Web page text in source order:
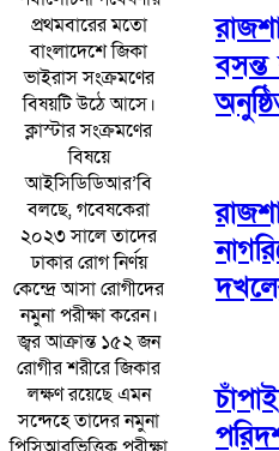
প্রথমবারের মতো
বাংলাদেশে জিকা
ভাইরাস সংক্রমণের
বিষয়টি উঠে আসে।
ক্লাস্টার সংক্রমণের
বিষয়ে
আইসিডিডিআর’বি
বলছে, গবেষকেরা
২০২৩ সালে তাদের
ঢাকার রোগ নির্ণয়
কেন্দ্রে আসা রোগীদের
নমুনা পরীক্ষা করেন।
জ্বর আক্রান্ত ১৫২ জন
রোগীর শরীরে জিকার
লক্ষণ রয়েছে এমন
সন্দেহে তাদের নমুনা